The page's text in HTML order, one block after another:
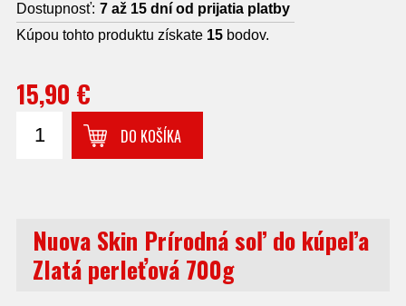
Dostupnosť: 7 až 15 dní od prijatia platby
Kúpou tohto produktu získate 15 bodov.
15,90 €
DO KOŠÍKA
Nuova Skin Prírodná soľ do kúpeľa
Zlatá perleťová 700g